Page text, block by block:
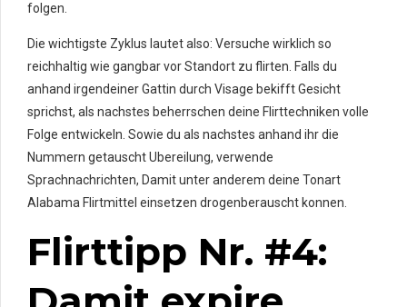
folgen.
Die wichtigste Zyklus lautet also: Versuche wirklich so
reichhaltig wie gangbar vor Standort zu flirten. Falls du
anhand irgendeiner Gattin durch Visage bekifft Gesicht
sprichst, als nachstes beherrschen deine Flirttechniken volle
Folge entwickeln. Sowie du als nachstes anhand ihr die
Nummern getauscht Ubereilung, verwende
Sprachnachrichten, Damit unter anderem deine Tonart
Alabama Flirtmittel einsetzen drogenberauscht konnen.
Flirttipp Nr. #4: